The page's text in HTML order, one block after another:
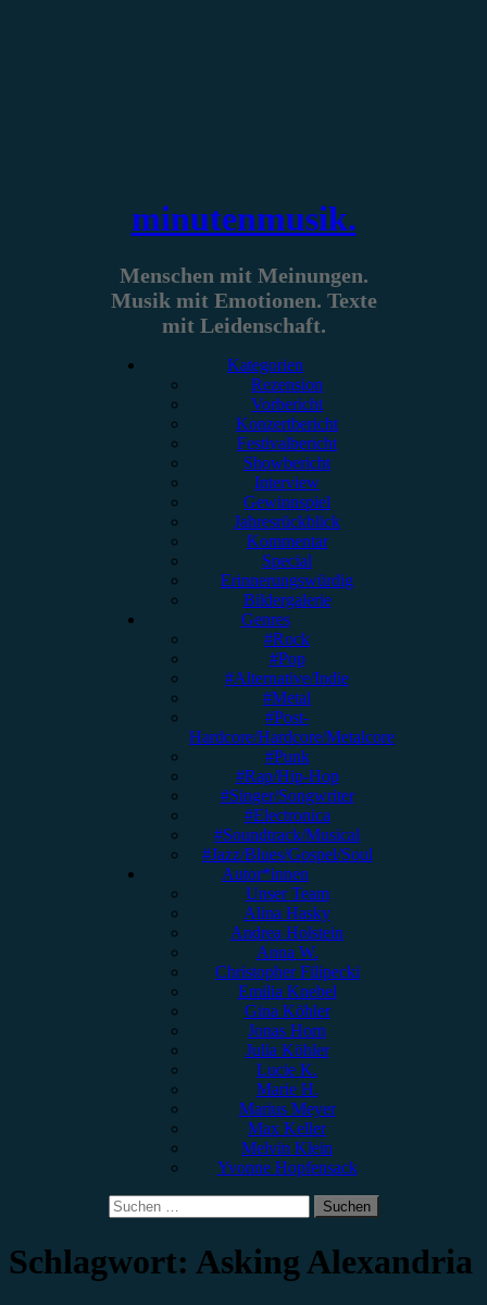
minutenmusik.
Menschen mit Meinungen.
Musik mit Emotionen. Texte
mit Leidenschaft.
Kategorien
Rezension
Vorbericht
Konzertbericht
Festivalbericht
Showbericht
Interview
Gewinnspiel
Jahresrückblick
Kommentar
Special
Erinnerungswürdig
Bildergalerie
Genres
#Rock
#Pop
#Alternative/Indie
#Metal
#Post-
Hardcore/Hardcore/Metalcore
#Punk
#Rap/Hip-Hop
#Singer/Songwriter
#Electronica
#Soundtrack/Musical
#Jazz/Blues/Gospel/Soul
Autor*innen
Unser Team
Alina Hasky
Andrea Holstein
Anna W.
Christopher Filipecki
Emilia Knebel
Gina Köhler
Jonas Horn
Julia Köhler
Lucie K.
Marie H.
Marius Meyer
Max Keller
Melvin Klein
Yvonne Hopfensack
Suchen
nach:
Schlagwort: Asking Alexandria